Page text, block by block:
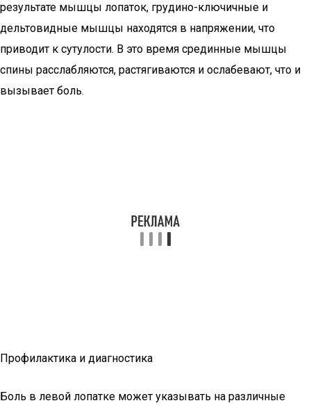
результате мышцы лопаток, грудино-ключичные и
дельтовидные мышцы находятся в напряжении, что
приводит к сутулости. В это время срединные мышцы
спины расслабляются, растягиваются и ослабевают, что и
вызывает боль.
Профилактика и диагностика
Боль в левой лопатке может указывать на различные